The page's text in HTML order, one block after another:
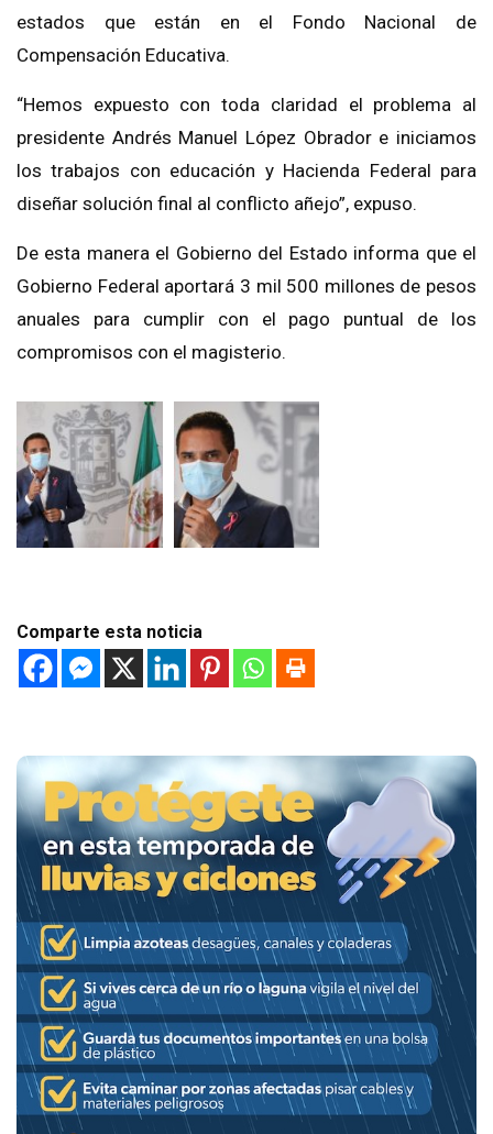
estados que están en el Fondo Nacional de
Compensación Educativa.
“Hemos expuesto con toda claridad el problema al
presidente Andrés Manuel López Obrador e iniciamos
los trabajos con educación y Hacienda Federal para
diseñar solución final al conflicto añejo”, expuso.
De esta manera el Gobierno del Estado informa que el
Gobierno Federal aportará 3 mil 500 millones de pesos
anuales para cumplir con el pago puntual de los
compromisos con el magisterio.
Comparte esta noticia